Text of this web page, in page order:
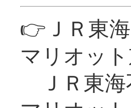
👉ＪＲ東
マリオッ
ＪＲ東海